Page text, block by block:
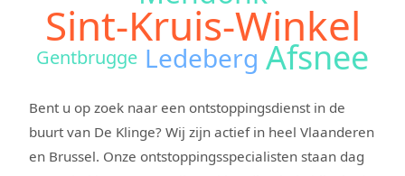
Sint-Kruis-Winkel
Gentbrugge Ledeberg Afsnee
Bent u op zoek naar een ontstoppingsdienst in de
buurt van De Klinge? Wij zijn actief in heel Vlaanderen
en Brussel. Onze ontstoppingsspecialisten staan dag